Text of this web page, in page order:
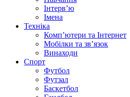
Інтерв’ю
Імена
Техніка
Комп’ютери та Інтернет
Мобілки та зв’язок
Винаходи
Спорт
Футбол
Футзал
Баскетбол